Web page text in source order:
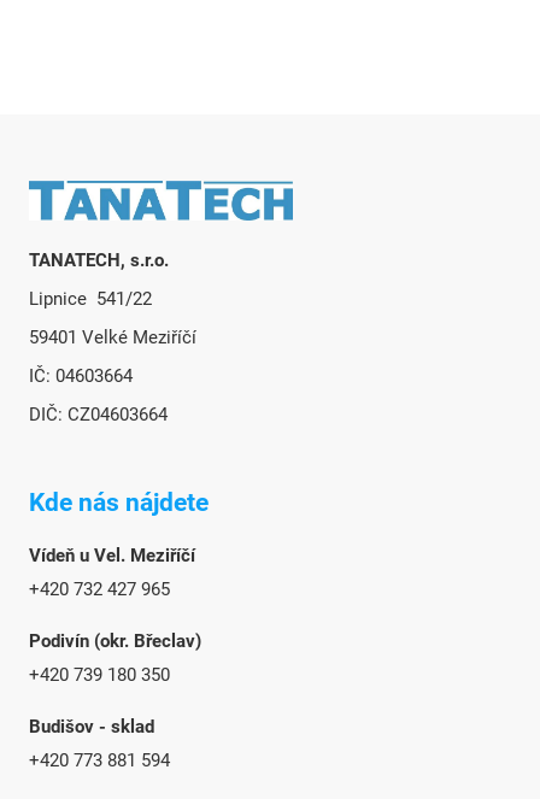
Zápätie
TANATECH, s.r.o.
Lipnice 541/22
59401 Velké Meziříčí
IČ: 04603664
DIČ: CZ04603664
Kde nás nájdete
Vídeň u Vel. Meziříčí
+420 732 427 965
Podivín (okr. Břeclav)
+420 739 180 350
Budišov - sklad
+420 773 881 594